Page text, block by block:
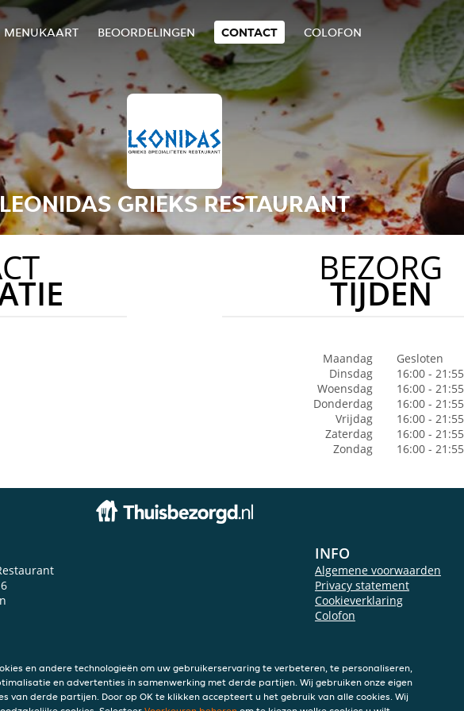
MENUKAART BEOORDELINGEN CONTACT COLOFON
LEONIDAS GRIEKS RESTAURANT
BEZORG
TIJDEN
Maandag
Gesloten
Dinsdag
16:00 - 21:55
Woensdag
16:00 - 21:55
Donderdag
16:00 - 21:55
Vrijdag
16:00 - 21:55
Zaterdag
16:00 - 21:55
Zondag
16:00 - 21:55
INFO
Algemene voorwaarden
Privacy statement
Cookieverklaring
Colofon
en andere technologieën om uw gebruikerservaring te verbeteren, te personaliseren,
en advertenties in samenwerking met derde partijen. Wij gebruiken onze eigen
van derde partijen. Door op OK te klikken accepteert u het gebruik van alle cookies. Wij